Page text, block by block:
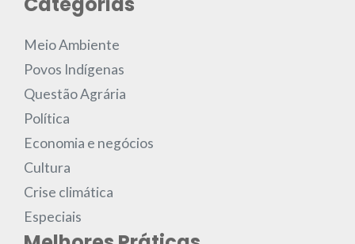
Meio Ambiente
Povos Indígenas
Questão Agrária
Política
Economia e negócios
Cultura
Crise climática
Especiais